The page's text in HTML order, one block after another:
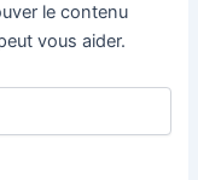
le contenu
vous aider.